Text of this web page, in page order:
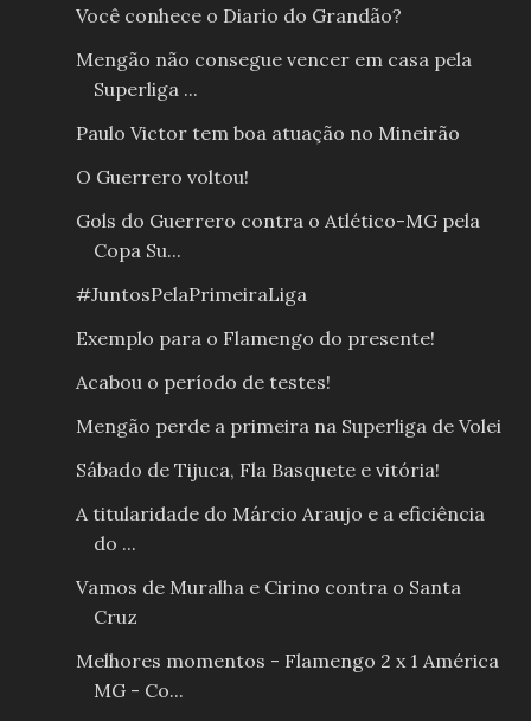
Você conhece o Diario do Grandão?
Mengão não consegue vencer em casa pela
Superliga ...
Paulo Victor tem boa atuação no Mineirão
O Guerrero voltou!
Gols do Guerrero contra o Atlético-MG pela
Copa Su...
#JuntosPelaPrimeiraLiga
Exemplo para o Flamengo do presente!
Acabou o período de testes!
Mengão perde a primeira na Superliga de Volei
Sábado de Tijuca, Fla Basquete e vitória!
A titularidade do Márcio Araujo e a eficiência
do ...
Vamos de Muralha e Cirino contra o Santa
Cruz
Melhores momentos - Flamengo 2 x 1 América
MG - Co...